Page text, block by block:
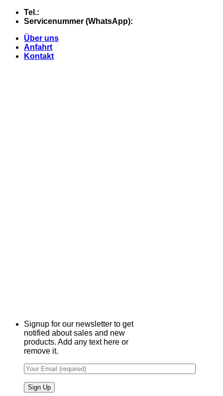
Skip
Tel.:
Servicenummer (WhatsApp):
Über uns
Anfahrt
Kontakt
Signup for our newsletter to get
notified about sales and new
products. Add any text here or
remove it.